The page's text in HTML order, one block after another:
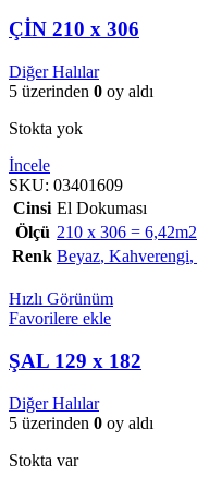
ÇİN 210 x 306
Diğer Halılar
5 üzerinden 0 oy aldı
Stokta yok
İncele
SKU: 03401609
Cinsi El Dokuması
Ölçü 210 x 306 = 6,42m2
Renk Beyaz, Kahverengi,
Hızlı Görünüm
Favorilere ekle
ŞAL 129 x 182
Diğer Halılar
5 üzerinden 0 oy aldı
Stokta var